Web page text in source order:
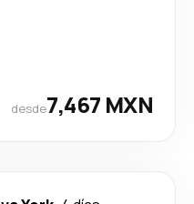
desde7,467 MXN